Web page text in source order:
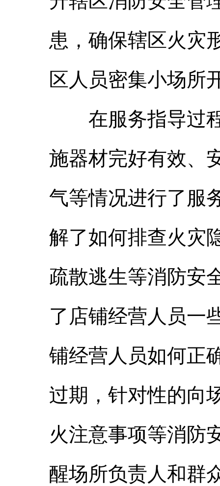
患，确保辖区火灾
区人员密集小场所
在服务指导过程
施器材完好有效、
气等情况进行了服
解了如何排查火灾
疏散逃生等消防安
了店铺经营人员一
铺经营人员如何正
过期，针对性的向
火注意事项等消防
醒场所负责人和群